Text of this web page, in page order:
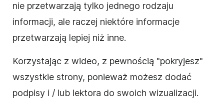
nie przetwarzają tylko jednego rodzaju
informacji, ale raczej niektóre informacje
przetwarzają lepiej niż inne.
Korzystając z wideo, z pewnością "pokryjesz"
wszystkie strony, ponieważ możesz dodać
podpisy i / lub lektora do swoich wizualizacji.